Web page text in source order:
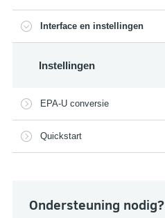
Interface en instellingen
Instellingen
EPA-U conversie
Quickstart
Ondersteuning nodig?